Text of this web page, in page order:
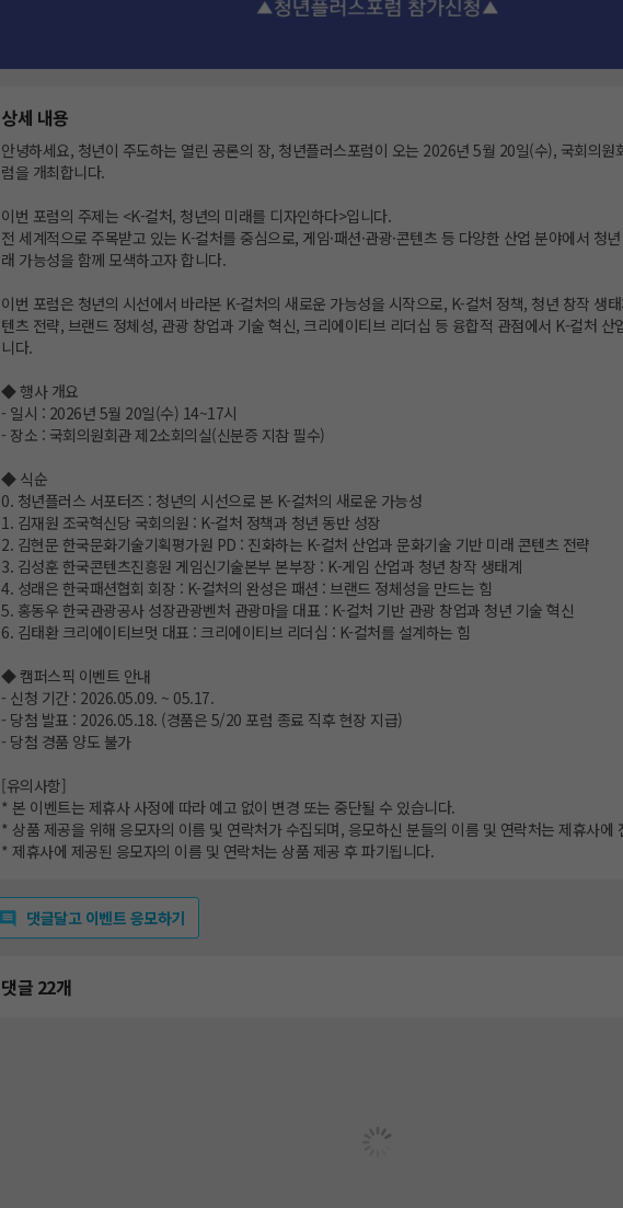
상세 내용
안녕하세요, 청년이 주도하는 열린 공론의 장, 청년플러스포럼이 오는 2026년 5월 20일(수), 국회의원
럼을 개최합니다.
이번 포럼의 주제는 <K-컬처, 청년의 미래를 디자인하다>입니다.
전 세계적으로 주목받고 있는 K-컬처를 중심으로, 게임·패션·관광·콘텐츠 등 다양한 산업 분야에서 청
래 가능성을 함께 모색하고자 합니다.
이번 포럼은 청년의 시선에서 바라본 K-컬처의 새로운 가능성을 시작으로, K-컬처 정책, 청년 창작 생
텐츠 전략, 브랜드 정체성, 관광 창업과 기술 혁신, 크리에이티브 리더십 등 융합적 관점에서 K-컬처 산
니다.
◆ 행사 개요
- 일시 : 2026년 5월 20일(수) 14~17시
- 장소 : 국회의원회관 제2소회의실(신분증 지참 필수)
◆ 식순
0. 청년플러스 서포터즈 : 청년의 시선으로 본 K-컬처의 새로운 가능성
1. 김재원 조국혁신당 국회의원 : K-컬처 정책과 청년 동반 성장
2. 김현문 한국문화기술기획평가원 PD : 진화하는 K-컬처 산업과 문화기술 기반 미래 콘텐츠 전략
3. 김성훈 한국콘텐츠진흥원 게임신기술본부 본부장 : K-게임 산업과 청년 창작 생태계
4. 성래은 한국패션협회 회장 : K-컬처의 완성은 패션 : 브랜드 정체성을 만드는 힘
5. 홍동우 한국관광공사 성장관광벤처 관광마을 대표 : K-컬처 기반 관광 창업과 청년 기술 혁신
6. 김태환 크리에이티브멋 대표 : 크리에이티브 리더십 : K-컬처를 설계하는 힘
◆ 캠퍼스픽 이벤트 안내
- 신청 기간 : 2026.05.09. ~ 05.17.
- 당첨 발표 : 2026.05.18. (경품은 5/20 포럼 종료 직후 현장 지급)
- 당첨 경품 양도 불가
[유의사항]
* 본 이벤트는 제휴사 사정에 따라 예고 없이 변경 또는 중단될 수 있습니다.
* 상품 제공을 위해 응모자의 이름 및 연락처가 수집되며, 응모하신 분들의 이름 및 연락처는 제휴사에
* 제휴사에 제공된 응모자의 이름 및 연락처는 상품 제공 후 파기됩니다.
댓글달고 이벤트 응모하기
댓글 22개